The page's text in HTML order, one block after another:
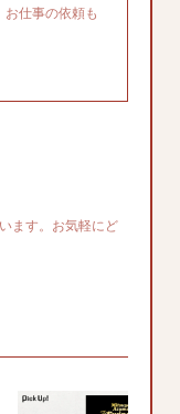
仕事の依頼も
ます。お気軽にど